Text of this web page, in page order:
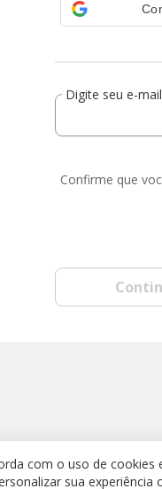
Digite seu e-mail
Confirme que